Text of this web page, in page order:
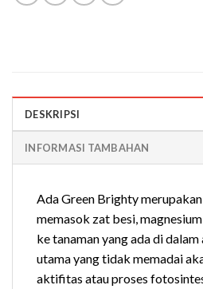
DESKRIPSI
INFORMASI TAMBAHAN
Ada Green Brighty
memasok zat besi,
ke tanaman yang ada di dalam
utama yang tidak memadai
aktifitas atau proses